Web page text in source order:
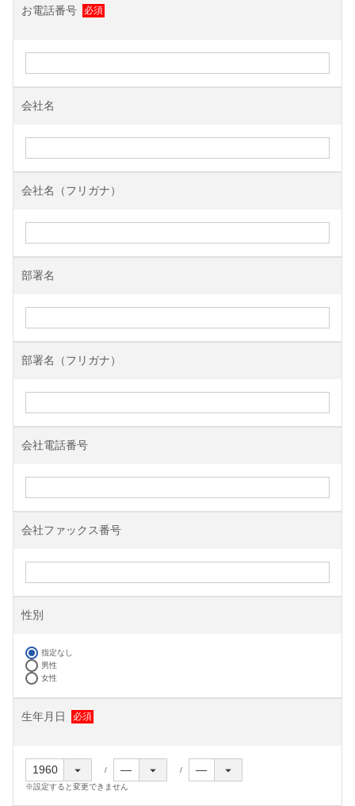
お電話番号
会社名
会社名（フリガナ）
部署名
部署名（フリガナ）
会社電話番号
会社ファックス番号
性別
指定なし
男性
女性
生年月日
※設定すると変更できません